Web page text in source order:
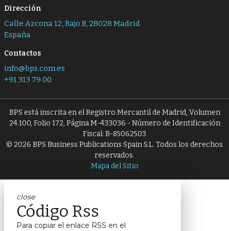
Dirección
Calle Azcona 12, Bajo B, 28028 Madrid
España
Contactos
info@bps.com.es
+91 313 79 00
BPS está inscrita en el Registro Mercantil de Madrid, Volumen
24.100, Folio 172, Página M-433036 - Número de Identificación
Fiscal: B-85062503
© 2026 BPS Business Publications Spain S.L. Todos los derechos
reservados.
Mapa del Sitio
close
Código Rss
Para copiar el enlace RSS en el